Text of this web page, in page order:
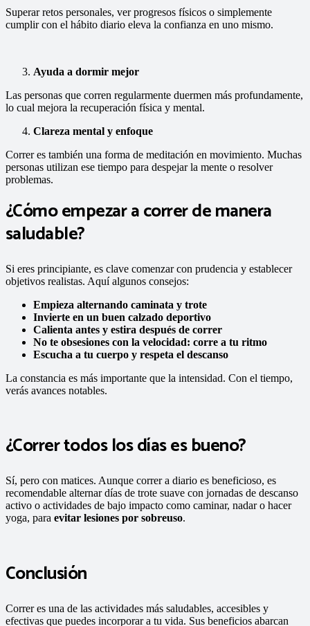
Superar retos personales, ver progresos físicos o simplemente
cumplir con el hábito diario eleva la confianza en uno mismo.
Ayuda a dormir mejor
Las personas que corren regularmente duermen más profundamente,
lo cual mejora la recuperación física y mental.
Clareza mental y enfoque
Correr es también una forma de meditación en movimiento. Muchas
personas utilizan ese tiempo para despejar la mente o resolver
problemas.
¿Cómo empezar a correr de manera
saludable?
Si eres principiante, es clave comenzar con prudencia y establecer
objetivos realistas. Aquí algunos consejos:
Empieza alternando caminata y trote
Invierte en un buen calzado deportivo
Calienta antes y estira después de correr
No te obsesiones con la velocidad: corre a tu ritmo
Escucha a tu cuerpo y respeta el descanso
La constancia es más importante que la intensidad. Con el tiempo,
verás avances notables.
¿Correr todos los días es bueno?
Sí, pero con matices. Aunque correr a diario es beneficioso, es
recomendable alternar días de trote suave con jornadas de descanso
activo o actividades de bajo impacto como caminar, nadar o hacer
yoga, para evitar lesiones por sobreuso.
Conclusión
Correr es una de las actividades más saludables, accesibles y
efectivas que puedes incorporar a tu vida. Sus beneficios abarcan